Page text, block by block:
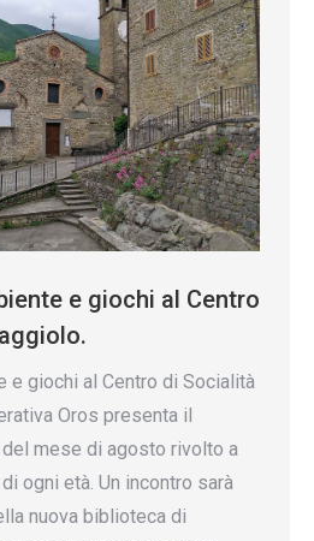
e giochi al Centro
e giochi al Centro di Socialità
Oros presenta il
mese di agosto rivolto a
ogni età. Un incontro sarà
nuova biblioteca di